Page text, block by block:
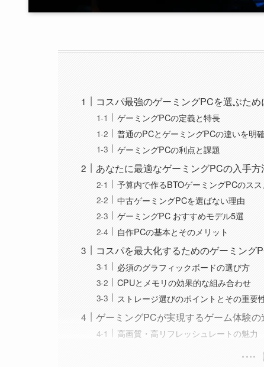
コスパ最強のゲーミングPCを選ぶた
ゲーミングPCの定義と特長
普通のPCとゲーミングPCの違いを明
ゲーミングPCの利点と課題
あなたに最適なゲーミングPCの入手方
予算内で作るBTOゲーミングPCのスス
中古ゲーミングPCを選ばない理由
ゲーミングPC おすすめモデル5選
自作PCの基本とそのメリット
コスパを最大化するためのゲーミング
必須のグラフィックボードの選び方
CPUとメモリの効果的な組み合わせ
ストレージ選びのポイントとその重要
ゲーミングPCが実現するゲーム体験の
高画質・高リフレッシュレートの魅力